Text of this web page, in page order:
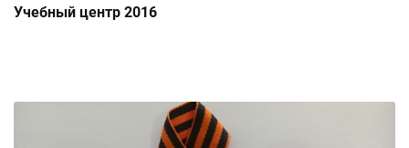
Учебный центр 2016